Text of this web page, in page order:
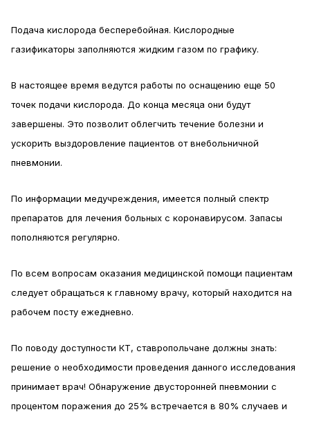
Подача кислорода бесперебойная. Кислородные
газификаторы заполняются жидким газом по графику.
В настоящее время ведутся работы по оснащению еще 50
точек подачи кислорода. До конца месяца они будут
завершены. Это позволит облегчить течение болезни и
ускорить выздоровление пациентов от внебольничной
пневмонии.
По информации медучреждения, имеется полный спектр
препаратов для лечения больных с коронавирусом. Запасы
пополняются регулярно.
По всем вопросам оказания медицинской помощи пациентам
следует обращаться к главному врачу, который находится на
рабочем посту ежедневно.
По поводу доступности КТ, ставропольчане должны знать:
решение о необходимости проведения данного исследования
принимает врач! Обнаружение двусторонней пневмонии c
процентом поражения до 25% встречается в 80% случаев и